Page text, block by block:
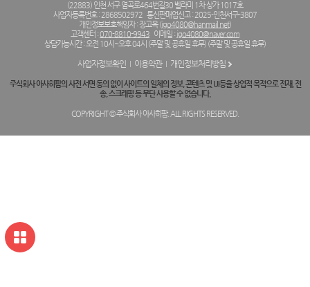
(22883) 인천 서구 염곡로464번길30 벨라미 1차 상가 1017호
사업자등록번호 : 2868502972 통신판매업신고 : 2025-인천서구-3807
개인정보보호책임자 : 장고옥 (jgo4080@hanmail.net)
고객센터 :070-8810-9943 이메일 : jgo4080@naver.com
상담가능시간 : 오전 10시~오후 04시 (주말 및 공휴일 휴무) (주말 및 공휴일 휴무)
사업자정보확인 이용약관 개인정보처리방침
주식회사 아사히팜의 사전 서면 동의 없이 사이트의 일체의 정보, 콘텐츠 및 UI등을 상업적 목적으로 전재, 전
송, 스크래핑 등 무단 사용할 수 없습니다.
COPYRIGHT © 주식회사 아사히팜. ALL RIGHTS RESERVED.